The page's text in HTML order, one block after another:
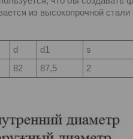
из высокопрочной стали
d d1
s
82 87,5 2